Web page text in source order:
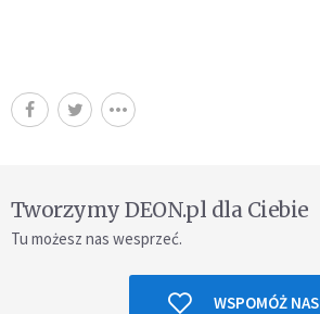
Tworzymy DEON.pl dla Ciebie
Tu możesz nas wesprzeć.
WSPOMÓŻ NAS